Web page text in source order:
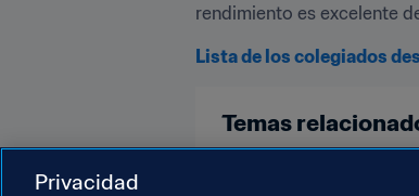
rendimiento es excelente
Lista de los colegiados
Temas
Privacidad